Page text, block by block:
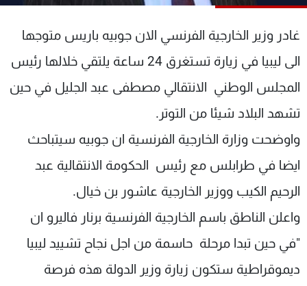
غادر وزير الخارجية الفرنسي الان جوبيه باريس متوجها
الى ليبيا في زيارة تستغرق 24 ساعة يلتقي خلالها رئيس
المجلس الوطني الانتقالي مصطفى عبد الجليل في حين
تشهد البلاد شيئا من التوتر.
واوضحت وزارة الخارجية الفرنسية ان جوبيه سيتباحث
ايضا في طرابلس مع رئيس الحكومة الانتقالية عبد
الرحيم الكيب ووزير الخارجية عاشور بن خيال.
واعلن الناطق باسم الخارجية الفرنسية برنار فاليرو ان
"في حين تبدا مرحلة حاسمة من اجل نجاح تشييد ليبيا
ديموقراطية ستكون زيارة وزير الدولة هذه فرصة
الترددات
الإنـتـاج
لاعلاناتكم
تواصل معنا
شروط الإسـتخدام
سياسة الخصوصية